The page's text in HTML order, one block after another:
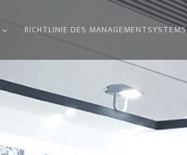
RICHTLINIE DES MANAGEMENTSYSTEMS